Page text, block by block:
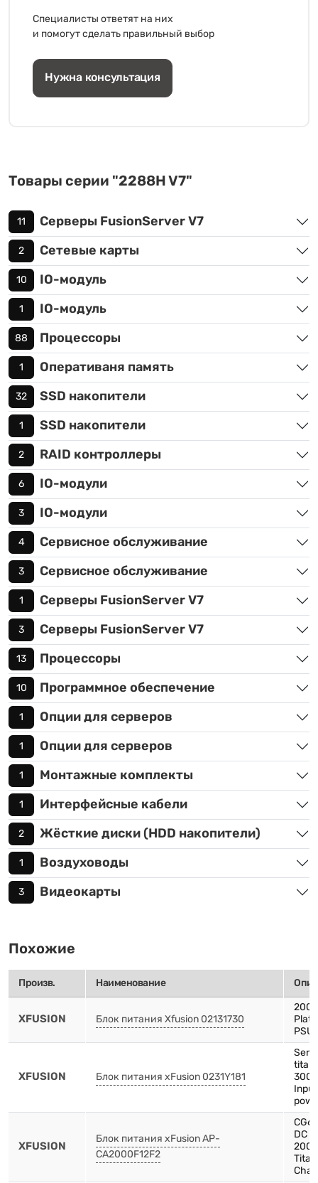
Специалисты ответят на них
и помогут сделать правильный выбор
Нужна консультация
Товары серии "2288H V7"
11 Серверы FusionServer V7
2 Сетевые карты
10 IO-модуль
1 IO-модуль
88 Процессоры
1 Оперативаня память
32 SSD накопители
1 SSD накопители
2 RAID контроллеры
6 IO-модули
3 IO-модули
4 Сервисное обслуживание
3 Сервисное обслуживание
1 Серверы FusionServer V7
3 Серверы FusionServer V7
13 Процессоры
10 Программное обеспечение
1 Опции для серверов
1 Опции для серверов
1 Монтажные комплекты
1 Интерфейсные кабели
2 Жёсткие диски (HDD накопители)
1 Воздуховоды
3 Видеокарты
Похожие
Произв. Наименование
XFUSION Блок питания Xfusion 02131730
PSU
XFUSION Блок питания xFusion 0231Y181
XFUSION
Блок питания xFusion AP-
CA2000F12F2
DC